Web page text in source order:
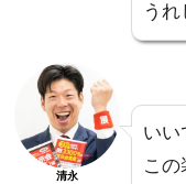
うれ
清永
いい
この